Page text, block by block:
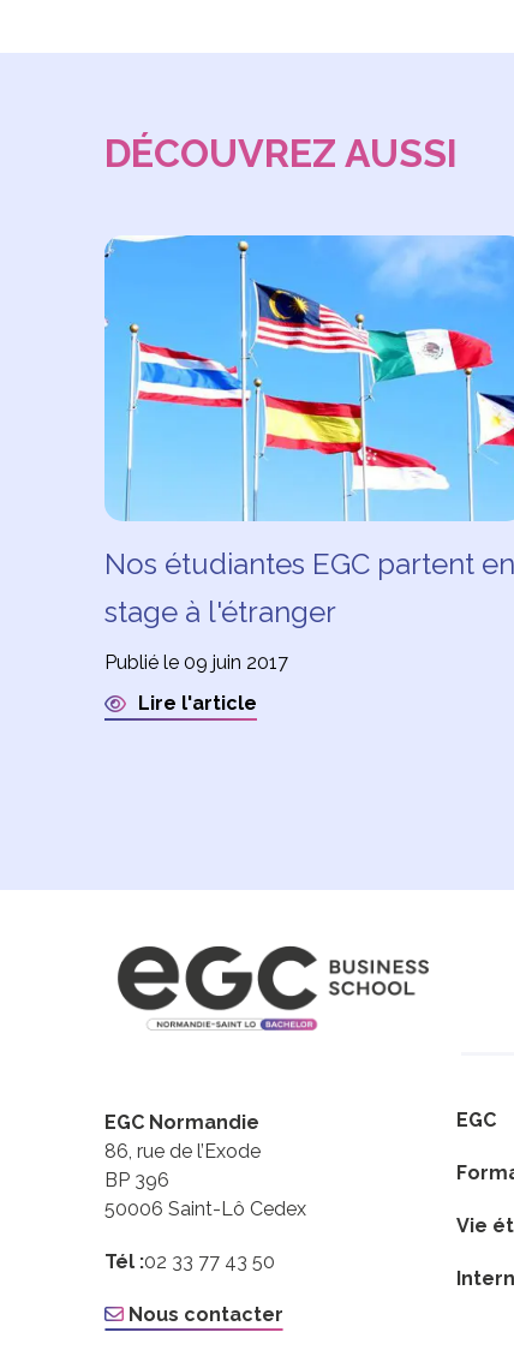
DÉCOUVREZ AUSSI
Nos étudiantes EGC partent en
stage à l'étranger
Publié le 09 juin 2017
Lire l'article
EGC Normandie
86, rue de l’Exode
BP 396
50006 Saint-Lô Cedex
Tél :02 33 77 43 50
Nous contacter
EGC
Vie